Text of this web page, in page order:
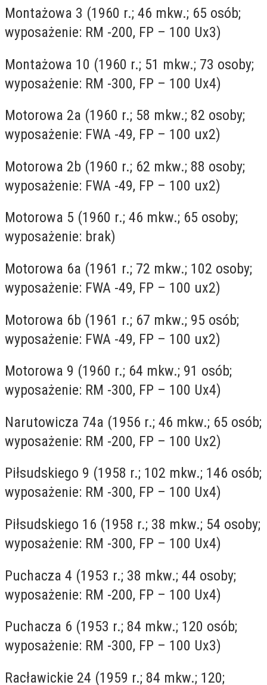
Montażowa 3 (1960 r.; 46 mkw.; 65 osób;
wyposażenie: RM -200, FP – 100 Ux3)
Montażowa 10 (1960 r.; 51 mkw.; 73 osoby;
wyposażenie: RM -300, FP – 100 Ux4)
Motorowa 2a (1960 r.; 58 mkw.; 82 osoby;
wyposażenie: FWA -49, FP – 100 ux2)
Motorowa 2b (1960 r.; 62 mkw.; 88 osoby;
wyposażenie: FWA -49, FP – 100 ux2)
Motorowa 5 (1960 r.; 46 mkw.; 65 osoby;
wyposażenie: brak)
Motorowa 6a (1961 r.; 72 mkw.; 102 osoby;
wyposażenie: FWA -49, FP – 100 ux2)
Motorowa 6b (1961 r.; 67 mkw.; 95 osób;
wyposażenie: FWA -49, FP – 100 ux2)
Motorowa 9 (1960 r.; 64 mkw.; 91 osób;
wyposażenie: RM -300, FP – 100 Ux4)
Narutowicza 74a (1956 r.; 46 mkw.; 65 osób;
wyposażenie: RM -200, FP – 100 Ux2)
Piłsudskiego 9 (1958 r.; 102 mkw.; 146 osób;
wyposażenie: RM -300, FP – 100 Ux4)
Piłsudskiego 16 (1958 r.; 38 mkw.; 54 osoby;
wyposażenie: RM -300, FP – 100 Ux4)
Puchacza 4 (1953 r.; 38 mkw.; 44 osoby;
wyposażenie: RM -200, FP – 100 Ux4)
Puchacza 6 (1953 r.; 84 mkw.; 120 osób;
wyposażenie: RM -300, FP – 100 Ux3)
Racławickie 24 (1959 r.; 84 mkw.; 120;